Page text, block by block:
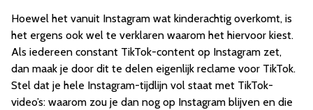
Hoewel het vanuit Instagram wat kinderachtig overkomt, is
het ergens ook wel te verklaren waarom het hiervoor kiest.
Als iedereen constant TikTok-content op Instagram zet,
dan maak je door dit te delen eigenlijk reclame voor TikTok.
Stel dat je hele Instagram-tijdlijn vol staat met TikTok-
video’s: waarom zou je dan nog op Instagram blijven en die